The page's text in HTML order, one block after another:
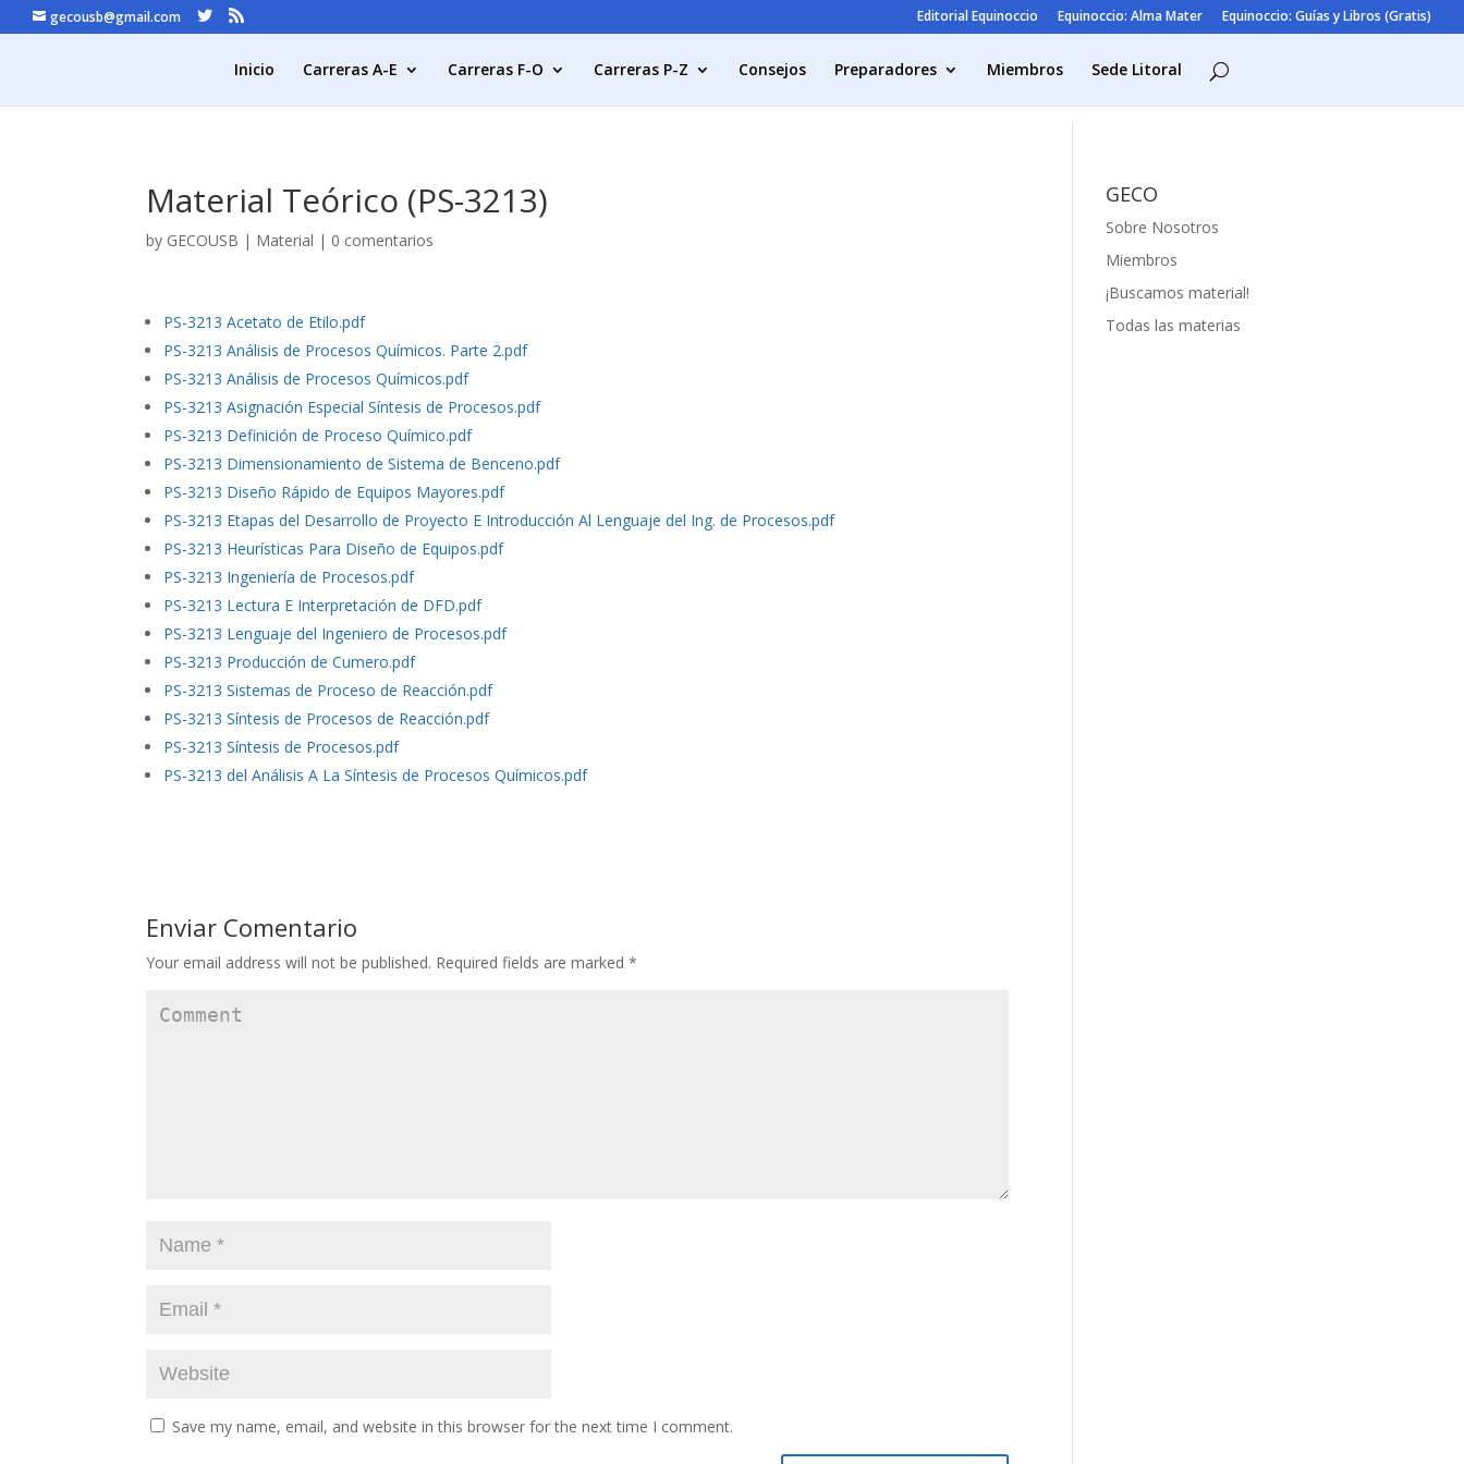
gecousb@gmail.com Editorial Equinoccio Equinoccio: Alma Mater Equinoccio: Guías y Libros (Gratis)
Inicio Carreras A-E Carreras F-O Carreras P-Z Consejos Preparadores Miembros Sede Litoral
Material Teórico (PS-3213)
by GECOUSB | Material | 0 comentarios
PS-3213 Acetato de Etilo.pdf
PS-3213 Análisis de Procesos Químicos. Parte 2.pdf
PS-3213 Análisis de Procesos Químicos.pdf
PS-3213 Asignación Especial Síntesis de Procesos.pdf
PS-3213 Definición de Proceso Químico.pdf
PS-3213 Dimensionamiento de Sistema de Benceno.pdf
PS-3213 Diseño Rápido de Equipos Mayores.pdf
PS-3213 Etapas del Desarrollo de Proyecto E Introducción Al Lenguaje del Ing. de Procesos.pdf
PS-3213 Heurísticas Para Diseño de Equipos.pdf
PS-3213 Ingeniería de Procesos.pdf
PS-3213 Lectura E Interpretación de DFD.pdf
PS-3213 Lenguaje del Ingeniero de Procesos.pdf
PS-3213 Producción de Cumero.pdf
PS-3213 Sistemas de Proceso de Reacción.pdf
PS-3213 Síntesis de Procesos de Reacción.pdf
PS-3213 Síntesis de Procesos.pdf
PS-3213 del Análisis A La Síntesis de Procesos Químicos.pdf
Enviar Comentario
Your email address will not be published. Required fields are marked*
Save my name, email, and website in this browser for the next time I comment.
GECO
Sobre Nosotros
Miembros
¡Buscamos material!
Todas las materias